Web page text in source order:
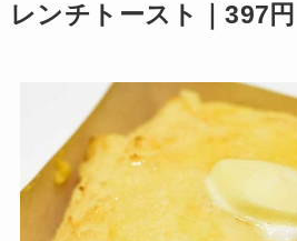
レンチトースト｜397円